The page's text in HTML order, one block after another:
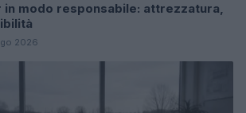
in modo responsabile: attrezzatura,
2026